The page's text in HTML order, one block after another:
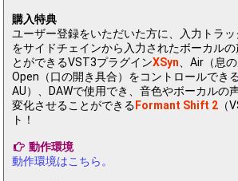
購入特典
ユーザー登録をいただいた方に、入力トラ
をサイドチェインから入力されたボーカルの
とができるVST3プラグインXSyn 、Air（息
Open（口の開き具合）をコントロールでき
AU）、DAWで使用でき、音色やボーカルの
変化させることができる Formant Shift 2 （
ト！
動作環境
動作環境はこちら。